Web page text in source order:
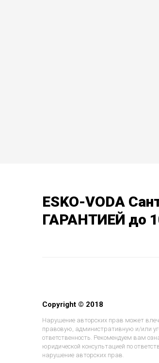
ESKO-VODA
ГАРАНТИЕЙ до
Copyright © 2018
Нарушение авторских прав может
правовую, административную и/или
ответственность. Рекомендуем вам
юридической консультацией по
нарушение авторских прав.